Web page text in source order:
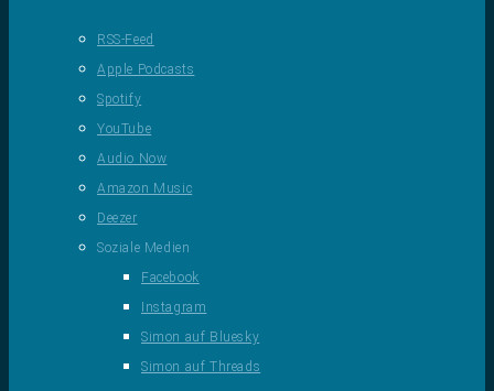
RSS-Feed
Apple Podcasts
Spotify
YouTube
Audio Now
Amazon Music
Deezer
Soziale Medien
Facebook
Instagram
Simon auf Bluesky
Simon auf Threads